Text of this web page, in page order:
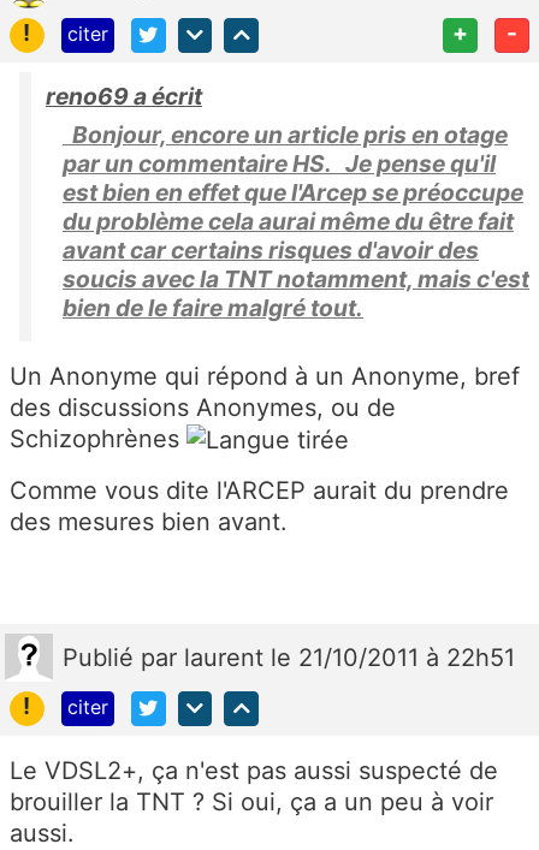
!
citer + -
reno69 a écrit
Bonjour, encore un article pris en otage
par un commentaire HS. Je pense qu'il
est bien en effet que l'Arcep se préoccupe
du problème cela aurai même du être fait
avant car certains risques d'avoir des
soucis avec la TNT notamment, mais c'est
bien de le faire malgré tout.
Un Anonyme qui répond à un Anonyme, bref
des discussions Anonymes, ou de
Schizophrènes
Comme vous dite l'ARCEP aurait du prendre
des mesures bien avant.
Publié par laurent le 21/10/2011 à 22h51
!
citer
Le VDSL2+, ça n'est pas aussi suspecté de
brouiller la TNT ? Si oui, ça a un peu à voir
aussi.